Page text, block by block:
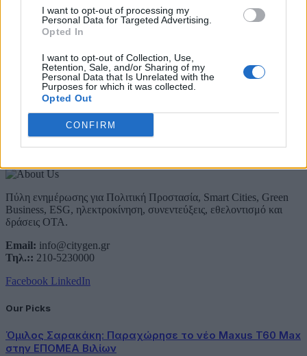
I want to opt-out of processing my
Personal Data for Targeted Advertising.
Opted In
I want to opt-out of Collection, Use,
Retention, Sale, and/or Sharing of my
Personal Data that Is Unrelated with the
Purposes for which it was collected.
Opted Out
CONFIRM
Λάβετε όλα τα τελευταία νέα από τον χώρο της Πολιτικής
Προστασίας, του ESG, του Green Business και των ΟΤΑ
Συμφωνώ με την Πολιτική Δεδομένων
About Us
Πύλη ενημέρωσης για Πολιτική Προστασία, Smart Cities, Green
Business, ESG, ηλεκτροκίνηση, συνεντεύξεις, εθελοντισμό και
δράσεις ΟΤΑ.
Email: info@citygen.gr
Τηλ.:: 210-5230000
Facebook LinkedIn
Our Picks
Όμιλος Σαρακάκη: Παραχώρησε το νέο Maxus T60 Max
στην ΕΠΟΜΕΑ Βιλίων